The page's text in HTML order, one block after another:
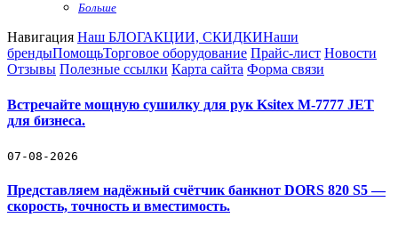
Больше
Навигация Наш БЛОГАКЦИИ, СКИДКИНаши
брендыПомощьТорговое оборудование Прайс-лист Новости
Отзывы Полезные ссылки Карта сайта Форма связи
Встречайте мощную сушилку для рук Ksitex M-7777 JET
для бизнеса.
07-08-2026
Представляем надёжный счётчик банкнот DORS 820 S5 —
скорость, точность и вместимость.